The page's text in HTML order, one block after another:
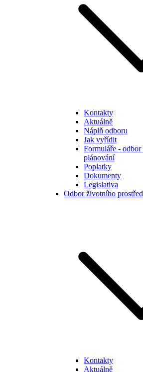
Kontakty
Aktuálně
Náplň odboru
Jak vyřídit
Formuláře -
plánování
Poplatky
Dokumenty
Legislativa
Odbor životního
Kontakty
Aktuálně